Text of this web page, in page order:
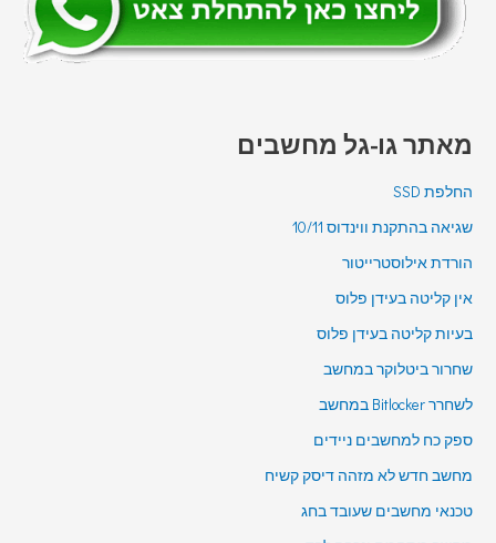
מאתר גו-גל מחשבים
החלפת SSD
שגיאה בהתקנת ווינדוס 10/11
הורדת אילוסטרייטור
אין קליטה בעידן פלוס
בעיות קליטה בעידן פלוס
שחרור ביטלוקר במחשב
לשחרר Bitlocker במחשב
ספק כח למחשבים ניידים
מחשב חדש לא מזהה דיסק קשיח
טכנאי מחשבים שעובד בחג